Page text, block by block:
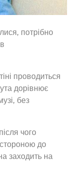
потрібно
проводиться
дорівнює
без
чого
стороною до
заходить на